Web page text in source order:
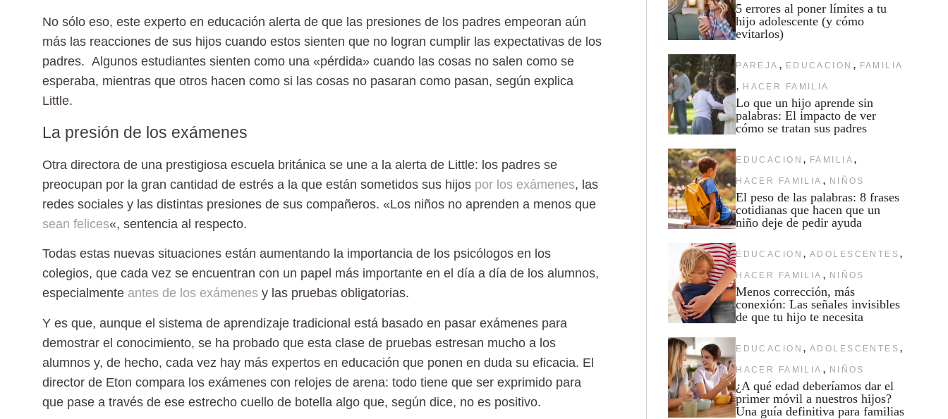
No sólo eso, este experto en educación alerta de que las presiones de los padres empeoran aún
más las reacciones de sus hijos cuando estos sienten que no logran cumplir las expectativas de los
padres. Algunos estudiantes sienten como una «pérdida» cuando las cosas no salen como se
esperaba, mientras que otros hacen como si las cosas no pasaran como pasan, según explica
Little.
La presión de los exámenes
Otra directora de una prestigiosa escuela británica se une a la alerta de Little: los padres se
preocupan por la gran cantidad de estrés a la que están sometidos sus hijos por los exámenes, las
redes sociales y las distintas presiones de sus compañeros. «Los niños no aprenden a menos que
sean felices«, sentencia al respecto.
Todas estas nuevas situaciones están aumentando la importancia de los psicólogos en los
colegios, que cada vez se encuentran con un papel más importante en el día a día de los alumnos,
especialmente antes de los exámenes y las pruebas obligatorias.
Y es que, aunque el sistema de aprendizaje tradicional está basado en pasar exámenes para
demostrar el conocimiento, se ha probado que esta clase de pruebas estresan mucho a los
alumnos y, de hecho, cada vez hay más expertos en educación que ponen en duda su eficacia. El
director de Eton compara los exámenes con relojes de arena: todo tiene que ser exprimido para
que pase a través de ese estrecho cuello de botella algo que, según dice, no es positivo.
5 errores al poner límites a tu
hijo adolescente (y cómo
evitarlos)
PAREJA , EDUCACION , FAMILIA
, HACER FAMILIA
Lo que un hijo aprende sin
palabras: El impacto de ver
cómo se tratan sus padres
EDUCACION , FAMILIA ,
HACER FAMILIA , NIÑOS
El peso de las palabras: 8 frases
cotidianas que hacen que un
niño deje de pedir ayuda
EDUCACION , ADOLESCENTES ,
HACER FAMILIA , NIÑOS
Menos corrección, más
conexión: Las señales invisibles
de que tu hijo te necesita
EDUCACION , ADOLESCENTES ,
HACER FAMILIA , NIÑOS
¿A qué edad deberíamos dar el
primer móvil a nuestros hijos?
Una guía definitiva para familias